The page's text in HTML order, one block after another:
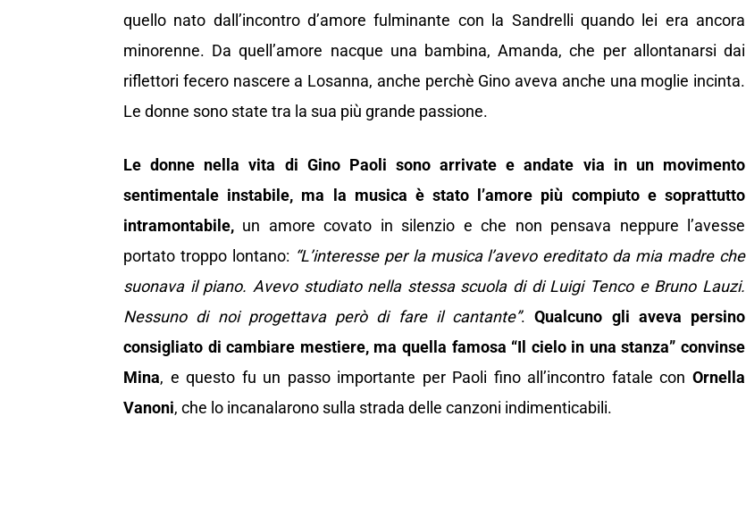
quello nato dall’incontro d’amore fulminante con la Sandrelli quando lei era ancora
minorenne. Da quell’amore nacque una bambina, Amanda, che per allontanarsi dai
riflettori fecero nascere a Losanna, anche perchè Gino aveva anche una moglie incinta.
Le donne sono state tra la sua più grande passione.
Le donne nella vita di Gino Paoli sono arrivate e andate via in un movimento
sentimentale instabile, ma la musica è stato l’amore più compiuto e soprattutto
intramontabile, un amore covato in silenzio e che non pensava neppure l’avesse
portato troppo lontano: “L’interesse per la musica l’avevo ereditato da mia madre che
suonava il piano. Avevo studiato nella stessa scuola di di Luigi Tenco e Bruno Lauzi.
Nessuno di noi progettava però di fare il cantante”.Qualcuno gli aveva persino
consigliato di cambiare mestiere, ma quella famosa “Il cielo in una stanza” convinse
Mina, e questo fu un passo importante per Paoli fino all’incontro fatale con Ornella
Vanoni, che lo incanalarono sulla strada delle canzoni indimenticabili.